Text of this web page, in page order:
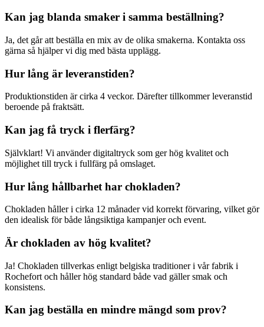
Kan jag blanda smaker i samma beställning?
Ja, det går att beställa en mix av de olika smakerna. Kontakta oss
gärna så hjälper vi dig med bästa upplägg.
Hur lång är leveranstiden?
Produktionstiden är cirka 4 veckor. Därefter tillkommer leveranstid
beroende på fraktsätt.
Kan jag få tryck i flerfärg?
Självklart! Vi använder digitaltryck som ger hög kvalitet och
möjlighet till tryck i fullfärg på omslaget.
Hur lång hållbarhet har chokladen?
Chokladen håller i cirka 12 månader vid korrekt förvaring, vilket gör
den idealisk för både långsiktiga kampanjer och event.
Är chokladen av hög kvalitet?
Ja! Chokladen tillverkas enligt belgiska traditioner i vår fabrik i
Rochefort och håller hög standard både vad gäller smak och
konsistens.
Kan jag beställa en mindre mängd som prov?